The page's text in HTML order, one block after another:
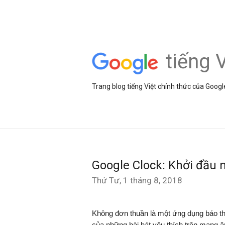
tiếng
Trang blog tiếng Việt chính thức của
Google Clock: Khởi đầu
Thứ Tư, 1 tháng 8, 2018
Không đơn thuần là một ứng dụng báo